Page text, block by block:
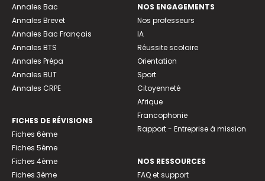
Annales Bac
Annales Brevet
Annales Bac Français
Annales BTS
Annales Prépa
Annales BUT
Annales CRPE
FICHES DE RÉVISIONS
Fiches 6ème
Fiches 5ème
Fiches 4ème
Fiches 3ème
NOS ENGAGEMENTS
Nos professeurs
IA
Réussite scolaire
Orientation
Sport
Citoyenneté
Afrique
Francophonie
Rapport - Entreprise à mission
NOS RESSOURCES
FAQ et support